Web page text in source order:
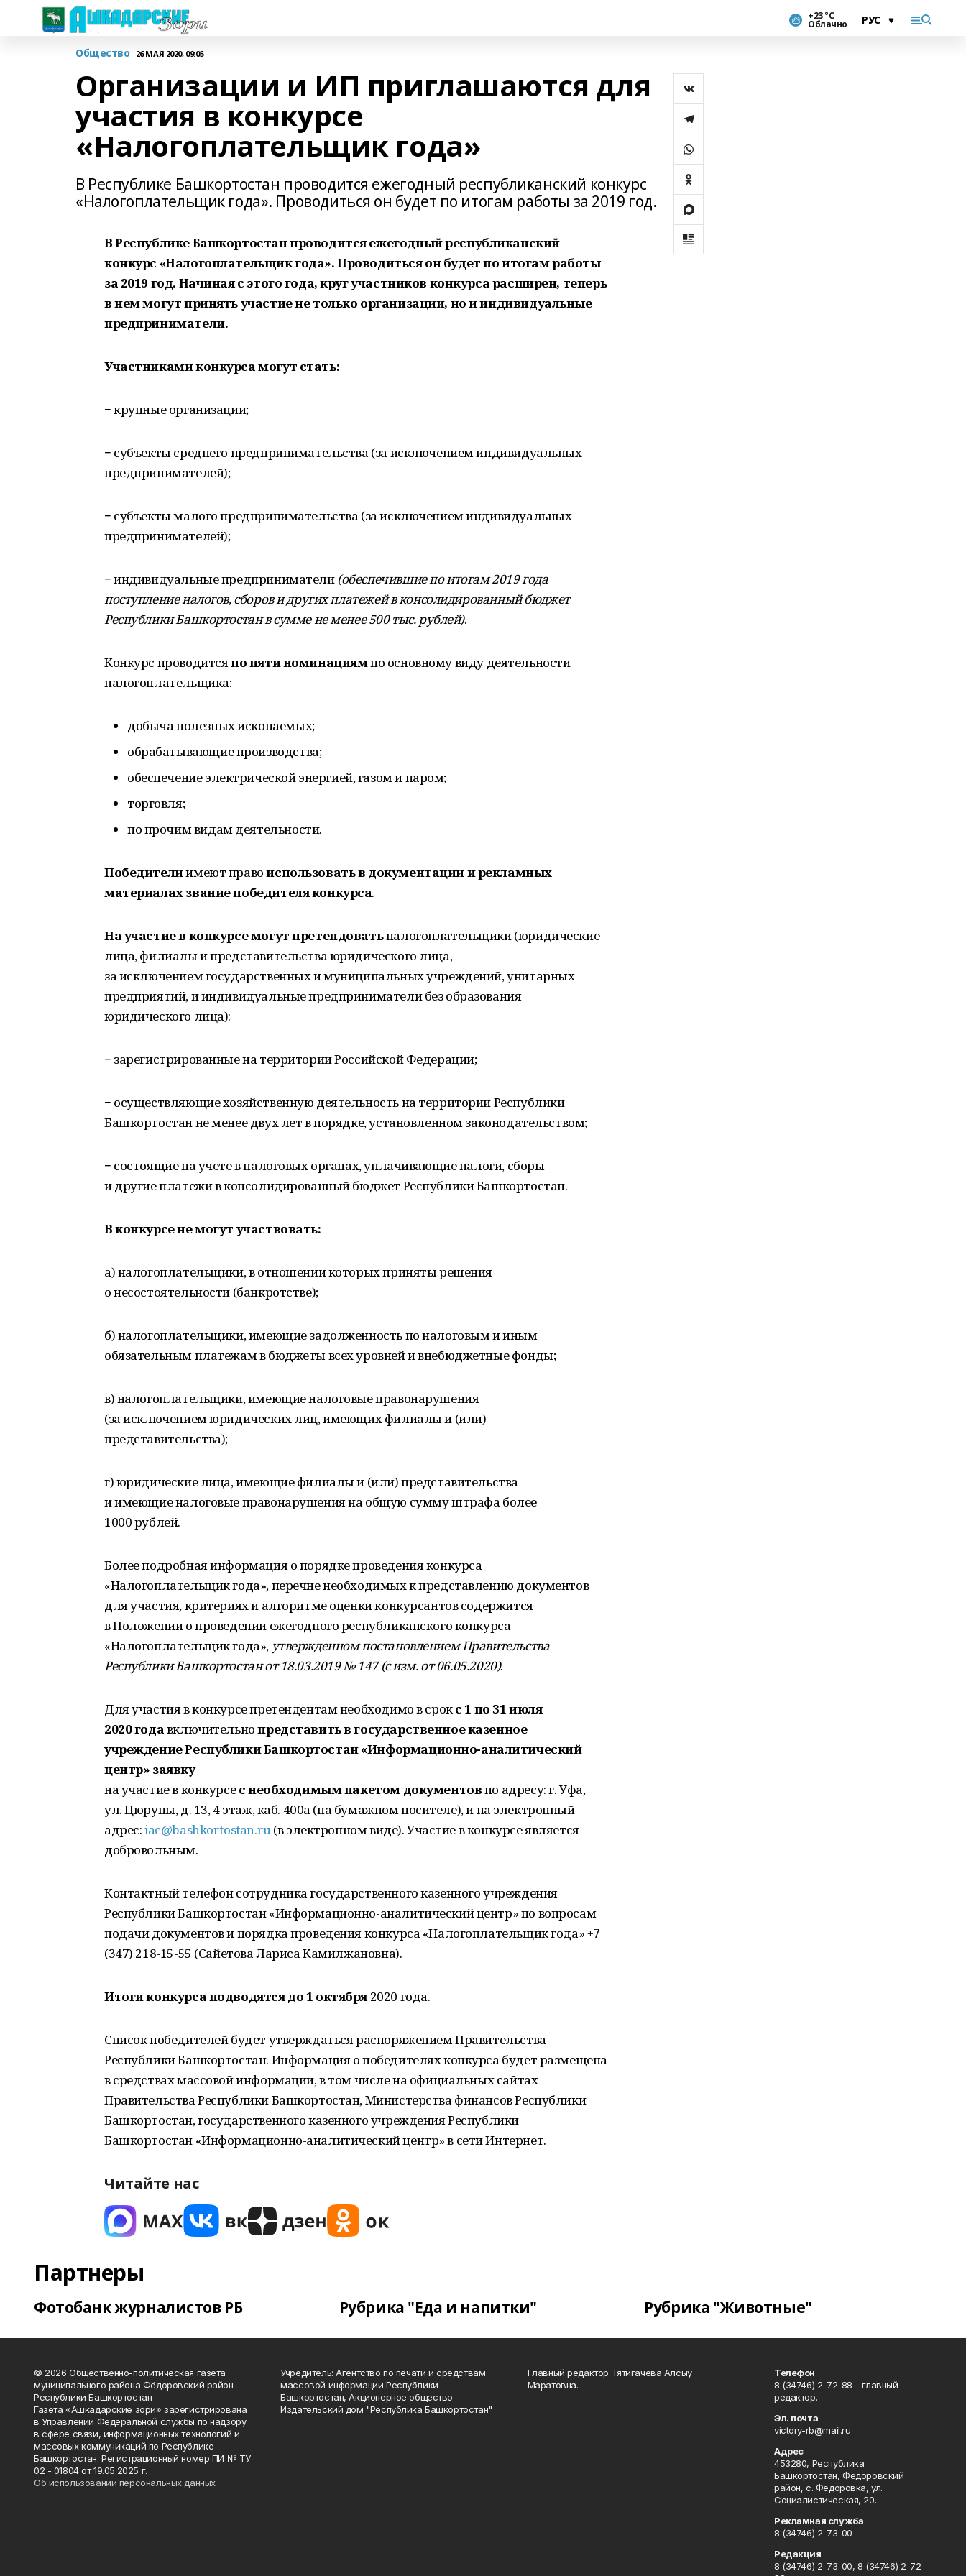
+23 °С
Облачно
Общество 26 МАЯ 2020, 09:05
Организации и ИП приглашаются для
участия в конкурсе
«Налогоплательщик года»
В Республике Башкортостан проводится ежегодный республиканский конкурс
«Налогоплательщик года». Проводиться он будет по итогам работы за 2019 год.
В Республике Башкортостан проводится ежегодный республиканский
конкурс «Налогоплательщик года». Проводиться он будет по итогам работы
за 2019 год. Начиная с этого года, круг участников конкурса расширен, теперь
в нем могут принять участие не только организации, но и индивидуальные
предприниматели.
Участниками конкурса могут стать:
− крупные организации;
− субъекты среднего предпринимательства (за исключением индивидуальных
предпринимателей);
− субъекты малого предпринимательства (за исключением индивидуальных
предпринимателей);
− индивидуальные предприниматели (обеспечившие по итогам 2019 года
поступление налогов, сборов и других платежей в консолидированный бюджет
Республики Башкортостан в сумме не менее 500 тыс. рублей).
Конкурс проводитсяпо пяти номинациямпо основному виду деятельности
налогоплательщика:
добыча полезных ископаемых;
обрабатывающие производства;
обеспечение электрической энергией, газом и паром;
торговля;
по прочим видам деятельности.
Победителиимеют правоиспользовать в документации и рекламных
материалах звание победителя конкурса.
На участие в конкурсе могут претендоватьналогоплательщики (юридические
лица, филиалы и представительства юридического лица,
за исключением государственных и муниципальных учреждений, унитарных
предприятий, и индивидуальные предприниматели без образования
юридического лица):
− зарегистрированные на территории Российской Федерации;
− осуществляющие хозяйственную деятельность на территории Республики
Башкортостан не менее двух лет в порядке, установленном законодательством;
− состоящие на учете в налоговых органах, уплачивающие налоги, сборы
и другие платежи в консолидированный бюджет Республики Башкортостан.
В конкурсе не могут участвовать:
а) налогоплательщики, в отношении которых приняты решения
о несостоятельности (банкротстве);
б) налогоплательщики, имеющие задолженность по налоговым и иным
обязательным платежам в бюджеты всех уровней и внебюджетные фонды;
в) налогоплательщики, имеющие налоговые правонарушения
(за исключением юридических лиц, имеющих филиалы и (или)
представительства);
г) юридические лица, имеющие филиалы и (или) представительства
и имеющие налоговые правонарушения на общую сумму штрафа более
1000 рублей.
Более подробная информация о порядке проведения конкурса
«Налогоплательщик года», перечне необходимых к представлению документов
для участия, критериях и алгоритме оценки конкурсантов содержится
в Положении о проведении ежегодного республиканского конкурса
«Налогоплательщик года», утвержденном постановлением Правительства
Республики Башкортостан от 18.03.2019 № 147 (с изм. от 06.05.2020).
Для участия в конкурсе претендентам необходимо в срокс 1 по 31 июля
2020 годавключительнопредставить в государственное казенное
учреждениеРеспублики Башкортостан «Информационно-аналитический
центр» заявку
на участие в конкурсес необходимым пакетом документовпо адресу: г. Уфа,
ул. Цюрупы, д. 13, 4 этаж, каб. 400а (на бумажном носителе), и на электронный
адрес:iac@bashkortostan.ru(в электронном виде). Участие в конкурсе является
добровольным.
Контактный телефон сотрудника государственного казенного учреждения
Республики Башкортостан «Информационно-аналитический центр» по вопросам
подачи документов и порядка проведения конкурса «Налогоплательщик года» +7
(347) 218-15-55 (Сайетова Лариса Камилжановна).
Итоги конкурса подводятся до 1 октября2020 года.
Список победителей будет утверждаться распоряжением Правительства
Республики Башкортостан. Информация о победителях конкурса будет размещена
в средствах массовой информации, в том числе на официальных сайтах
Правительства Республики Башкортостан, Министерства финансов Республики
Башкортостан, государственного казенного учреждения Республики
Башкортостан «Информационно-аналитический центр» в сети Интернет.
Читайте нас
Партнеры
Фотобанк журналистов РБ Рубрика "Еда и напитки" Рубрика "Животные"
© 2026 Общественно-политическая газета
муниципального района Фёдоровский район
Республики Башкортостан
Газета «Ашкадарские зори» зарегистрирована
в Управлении Федеральной службы по надзору
в сфере связи, информационных технологий и
массовых коммуникаций по Республике
Башкортостан. Регистрационный номер ПИ № ТУ
02 - 01804 от 19.05.2025 г.
Об использовании персональных данных
Учредитель: Агентство по печати и средствам
массовой информации Республики
Башкортостан, Акционерное общество
Издательский дом "Республика Башкортостан"
Главный редактор Тятигачева Алсыу
Маратовна.
Телефон
8 (34746) 2-72-88 - главный
редактор.
Эл. почта
victory-rb@mail.ru
Адрес
453280, Республика
Башкортостан, Фёдоровский
район, с. Фёдоровка, ул.
Социалистическая, 20.
Рекламная служба
8 (34746) 2-73-00
Редакция
8 (34746) 2-73-00, 8 (34746) 2-72-